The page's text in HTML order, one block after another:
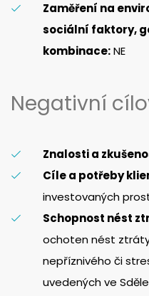
Zaměření na
sociální faktory,
kombinace:NE
Negativní
Znalosti a
Cíle a potřeby
investovaných
Schopnost nést
ochoten nést
nepříznivého či
uvedených ve